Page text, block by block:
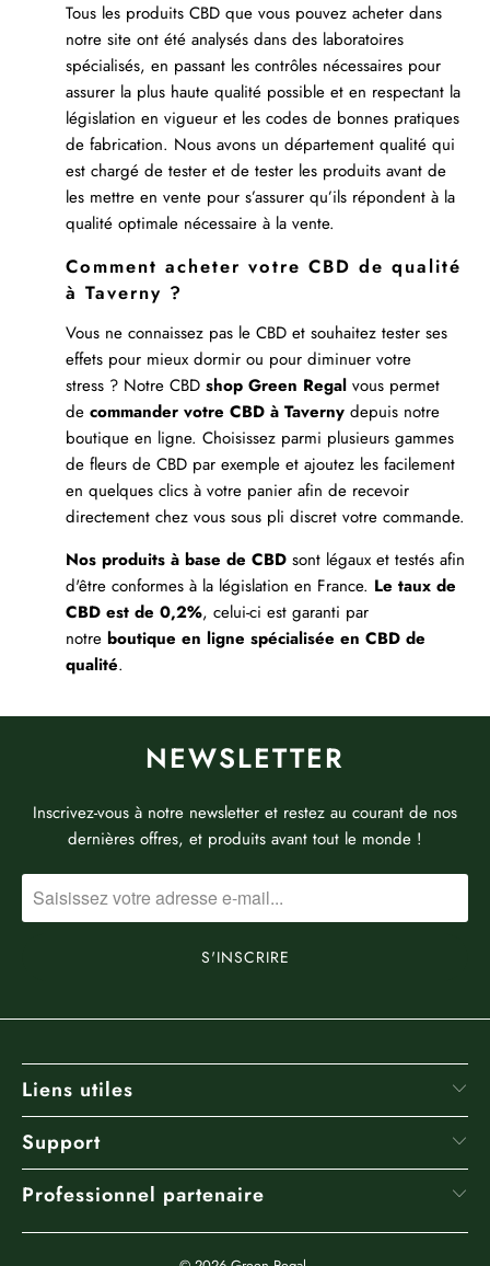
Tous les produits CBD que vous pouvez acheter dans
notre site ont été analysés dans des laboratoires
spécialisés, en passant les contrôles nécessaires pour
assurer la plus haute qualité possible et en respectant la
législation en vigueur et les codes de bonnes pratiques
de fabrication. Nous avons un département qualité qui
est chargé de tester et de tester les produits avant de
les mettre en vente pour s’assurer qu’ils répondent à la
qualité optimale nécessaire à la vente.
Comment acheter votre CBD de qualité
à Taverny ?
Vous ne connaissez pas le CBD et souhaitez tester ses
effets pour mieux dormir ou pour diminuer votre
stress ? Notre CBD shop Green Regal vous permet
de commander votre CBD à Taverny depuis notre
boutique en ligne. Choisissez parmi plusieurs gammes
de fleurs de CBD par exemple et ajoutez les facilement
en quelques clics à votre panier afin de recevoir
directement chez vous sous pli discret votre commande.
Nos produits à base de CBD sont légaux et testés afin
d'être conformes à la législation en France. Le taux de
CBD est de 0,2%, celui-ci est garanti par
notre boutique en ligne spécialisée en CBD de
qualité.
NEWSLETTER
Inscrivez-vous à notre newsletter et restez au courant de nos
dernières offres, et produits avant tout le monde !
Liens utiles
Support
Professionnel partenaire